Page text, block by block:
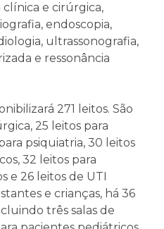
e cirúrgica,
endoscopia,
ultrassonografia,
e ressonância
271 leitos. São
25 leitos para
psiquiatria, 30 leitos
32 leitos para
e 26 leitos de UTI
e crianças, há 36
três salas de